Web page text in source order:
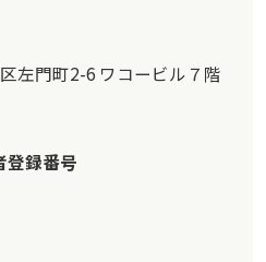
左門町2-6 ワコービル７階
登録番号